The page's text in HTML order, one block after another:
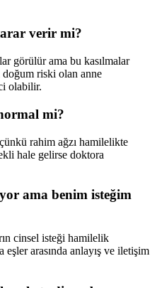
verir mi?
görülür ama bu kasılmalar
riski olan anne
olabilir.
mi?
rahim ağzı hamilelikte
hale gelirse doktora
ama benim isteğim
cinsel isteği hamilelik
arasında anlayış ve iletişim